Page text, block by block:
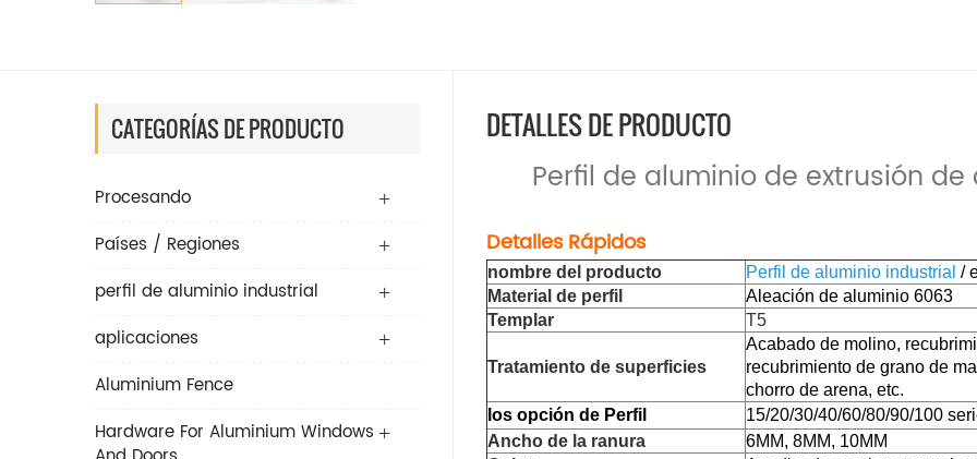
CATEGORÍAS DE PRODUCTO
Procesando
Países / Regiones
perfil de aluminio industrial
aplicaciones
Aluminium Fence
Hardware For Aluminium Windows
DETALLES DE PRODUCTO
Perfil de aluminio de extrusión
Detalles Rápidos
nombre del producto Perfil de aluminio industrial /
Material de perfil
Aleación de aluminio 6063
Templar
T5
Tratamiento de superficies
Acabado de molino,
recubrimiento de grano de
chorro de arena, etc.
losopción de Perfil
15/20/30/40/60/80/90/100
Ancho de la ranura
6MM, 8MM, 10MM